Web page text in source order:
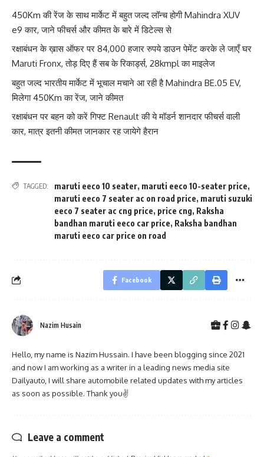
450Km की रेंज के साथ मार्केट में बहुत जल्द लॉन्च होगी Mahindra XUV
e9 कार, जाने फीचर्स और कीमत के बारे में डिटेल्स से
रक्षाबंधन के ख़ास ऑफर पर 84,000 हजार रुपये डाउन पेमेंट करके ले जाएँ घर
Maruti Fronx, तोड़ दिए हैं सब के रिकार्ड्स, 28kmpl का माइलेज
बहुत जल्द भारतीय मार्केट में भूचाल मचाने आ रही है Mahindra BE.05 EV,
मिलेगा 450Km का रेंज, जाने कीमत
रक्षाबंधन पर बहन को करें गिफ्ट Renault की ये मॉडर्न शानदार फीचर्स वाली
कार, मात्र इतनी कीमत जानकार रह जायेगे हैरान
TAGGED: maruti eeco 10 seater, maruti eeco 10-seater price,
maruti eeco 7 seater ac on road price, maruti suzuki
eeco 7 seater ac cng price, price cng, Raksha
bandhan maruti eeco car price, Raksha bandhan
maruti eeco car price on road
Facebook
Nazim Husain
Hello, my name is Nazim Hussain. I have been blogging since 2021
and now I am working as a writer in a leading news media site
Dailyauto, I will share automobile related updates with my articles
as soon as possible. Thank you✌
Leave a comment